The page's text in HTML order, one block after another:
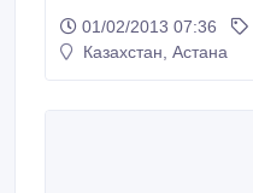
мега казгюу.
01/02/2013 07:36
Казахстан, Астана